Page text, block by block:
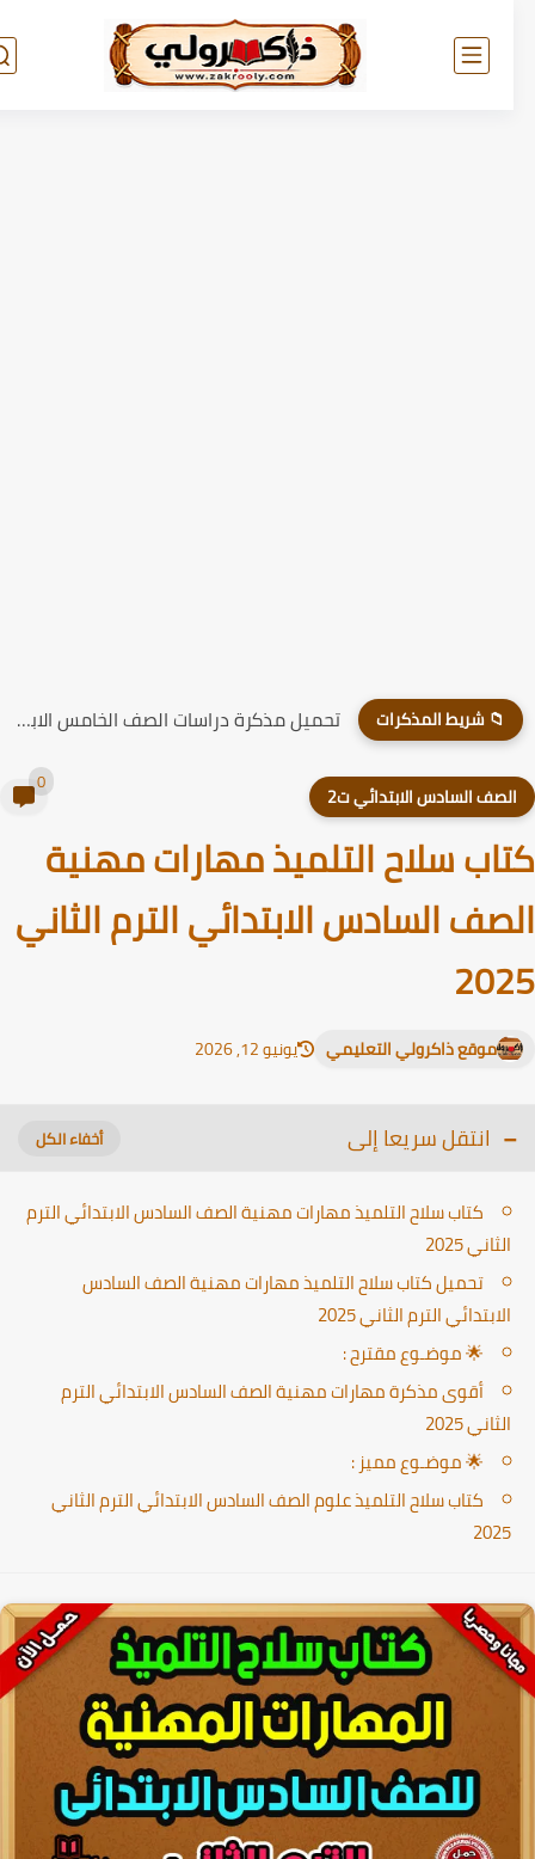
📁 شريط المذكرات تحميل مذكرة دراسات الصف الخامس الابتدائي الترم الاول 2026
السادس الابتدائي ت2
سلاح التلميذ مهارات مهنية
السادس الابتدائي الترم الثاني
موقع ذاكرولي التعليمي يونيو 12, 2026
انتقل سريعا إلى
كتاب سلاح التلميذ مهارات مهنية الصف السادس الابتدائي الترم
الثاني 2025
تحميل كتاب سلاح التلميذ مهارات مهنية الصف السادس
الابتدائي الترم الثاني 2025
🌟 موضـوع مقترح :
أقوى مذكرة مهارات مهنية الصف السادس الابتدائي الترم
الثاني 2025
🌟 موضـوع مميز :
كتاب سلاح التلميذ علوم الصف السادس الابتدائي الترم الثاني
2025